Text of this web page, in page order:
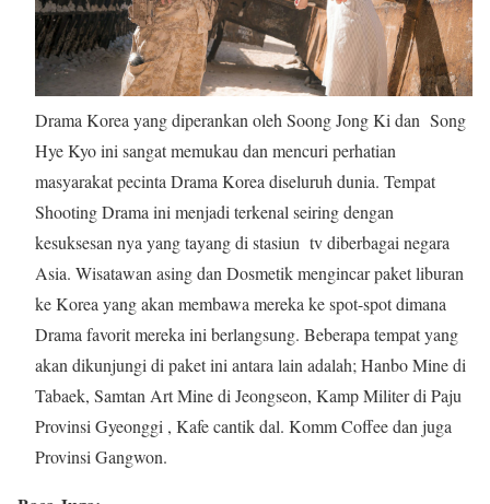
Drama Korea yang diperankan oleh Soong Jong Ki dan Song
Hye Kyo ini sangat memukau dan mencuri perhatian
masyarakat pecinta Drama Korea diseluruh dunia. Tempat
Shooting Drama ini menjadi terkenal seiring dengan
kesuksesan nya yang tayang di stasiun tv diberbagai negara
Asia. Wisatawan asing dan Dosmetik mengincar paket liburan
ke Korea yang akan membawa mereka ke spot-spot dimana
Drama favorit mereka ini berlangsung. Beberapa tempat yang
akan dikunjungi di paket ini antara lain adalah; Hanbo Mine di
Tabaek, Samtan Art Mine di Jeongseon, Kamp Militer di Paju
Provinsi Gyeonggi , Kafe cantik dal. Komm Coffee dan juga
Provinsi Gangwon.